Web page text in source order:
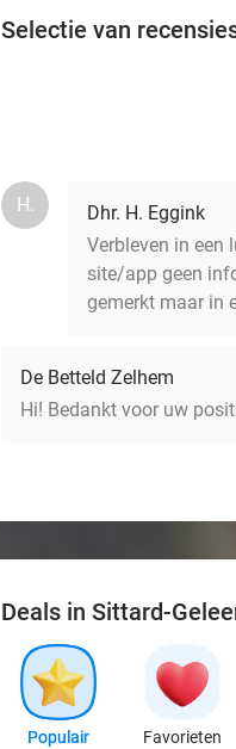
Selectie van
H.
Dhr. H. Eggink
Verbleven in een
site/app geen
gemerkt maar in
De Betteld Zelhem
Hi! Bedankt voor uw
Deals in Sittard-
Populair Favorieten